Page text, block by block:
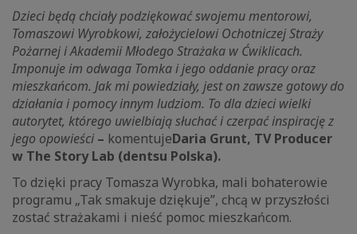
Dzieci będą chciały podziękować swojemu mentorowi,
Tomaszowi Wyrobkowi, założycielowi Ochotniczej Straży
Pożarnej i Akademii Młodego Strażaka w Ćwiklicach.
Imponuje im odwaga Tomka i jego oddanie pracy oraz
mieszkańcom. Jak mi powiedziały, jest on zawsze gotowy do
działania i pomocy innym ludziom. To dla dzieci wielki
autorytet, którego uwielbiają słuchać i czerpać inspirację z
jego opowieści – komentujeDaria Grunt, TV Producer
w The Story Lab (dentsu Polska).
To dzięki pracy Tomasza Wyrobka, mali bohaterowie
programu „Tak smakuje dziękuje”, chcą w przyszłości
zostać strażakami i nieść pomoc mieszkańcom.